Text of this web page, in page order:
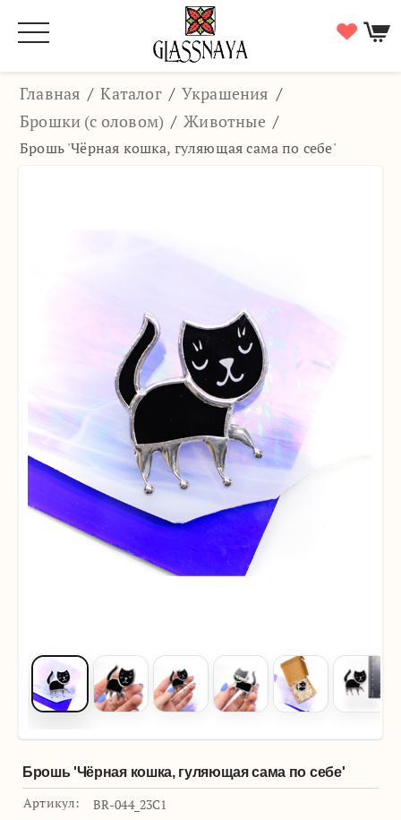
Главная / Каталог / Украшения /
Брошки (с оловом) / Животные /
Брошь 'Чёрная кошка, гуляющая сама по себе'
Брошь 'Чёрная кошка, гуляющая сама по себе'
Артикул: BR-044_23C1